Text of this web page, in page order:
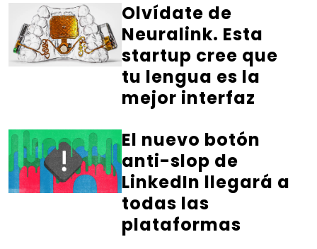
Olvídate de
Neuralink. Esta
startup cree que
tu lengua es la
mejor interfaz
El nuevo botón
anti-slop de
LinkedIn llegará a
todas las
plataformas